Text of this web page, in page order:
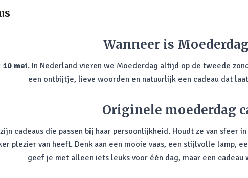
Wanneer is
10 mei. In Nederland vieren we Moederdag altijd op de tweede
een ontbijtje, lieve woorden en natuurlijk een cadeau dat
Originele moederdag
zijn cadeaus die passen bij haar persoonlijkheid. Houdt ze van sfeer
plezier van heeft. Denk aan een mooie vaas, een stijlvolle lamp,
geef je niet alleen iets leuks voor één dag, maar een cadeau